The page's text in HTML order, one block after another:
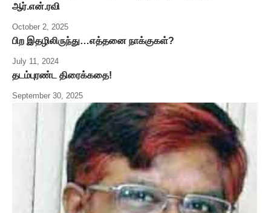
ஆர்.என்.ரவி
October 2, 2025
பிற இதழிலிருந்து…எத்தனை நாக்குகள்?
July 11, 2024
தடம்புரண்ட திரைக்கதை!
September 30, 2025